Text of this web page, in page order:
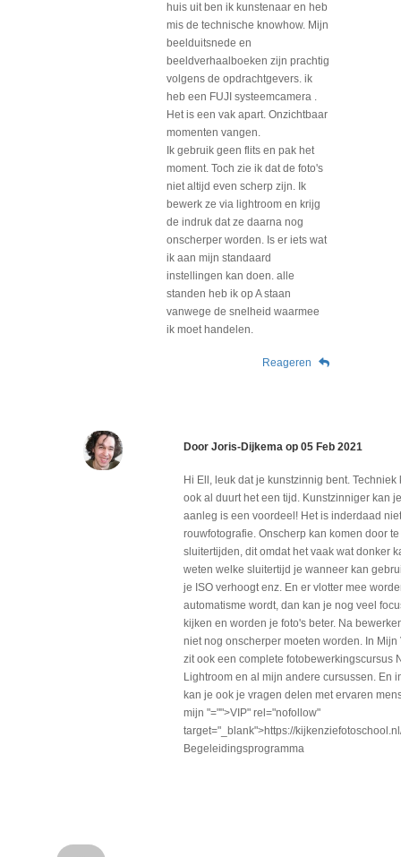
huis uit ben ik kunstenaar en heb
mis de technische knowhow. Mijn
beelduitsnede en
beeldverhaalboeken zijn prachtig
volgens de opdrachtgevers. ik
heb een FUJI systeemcamera .
Het is een vak apart. Onzichtbaar
momenten vangen.
Ik gebruik geen flits en pak het
moment. Toch zie ik dat de foto's
niet altijd even scherp zijn. Ik
bewerk ze via lightroom en krijg
de indruk dat ze daarna nog
onscherper worden. Is er iets wat
ik aan mijn standaard
instellingen kan doen. alle
standen heb ik op A staan
vanwege de snelheid waarmee
ik moet handelen.
Reageren
Door Joris-Dijkema op 05 Feb 2021
Hi Ell, leuk dat je kunstzinnig bent. Techniek
ook al duurt het een tijd. Kunstzinniger kan
aanleg is een voordeel! Het is inderdaad
rouwfotografie. Onscherp kan komen door
sluitertijden, dit omdat het vaak wat donker
weten welke sluitertijd je wanneer kan
je ISO verhoogt enz. En er vlotter mee
automatisme wordt, dan kan je nog veel
kijken en worden je foto's beter. Na
niet nog onscherper moeten worden. In Mijn
zit ook een complete fotobewerkingscursus
Lightroom en al mijn andere cursussen. En
kan je ook je vragen delen met ervaren
mijn "="">VIP" rel="nofollow"
target="_blank">https://
Begeleidingsprogramma